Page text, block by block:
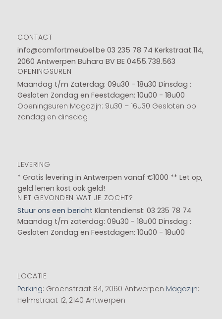
CONTACT
info@comfortmeubel.be 03 235 78 74 Kerkstraat 114,
2060 Antwerpen Buhara BV BE 0455.738.563
OPENINGSUREN
Maandag t/m Zaterdag: 09u30 - 18u30 Dinsdag :
Gesloten Zondag en Feestdagen: 10u00 - 18u00
Openingsuren Magazijn: 9u30 – 16u30 Gesloten op
zondag en dinsdag
LEVERING
* Gratis levering in Antwerpen vanaf €1000 ** Let op,
geld lenen kost ook geld!
NIET GEVONDEN WAT JE ZOCHT?
Stuur ons een bericht Klantendienst: 03 235 78 74
Maandag t/m zaterdag: 09u30 - 18u00 Dinsdag :
Gesloten Zondag en Feestdagen: 10u00 - 18u00
LOCATIE
Parking: Groenstraat 84, 2060 Antwerpen Magazijn:
Helmstraat 12, 2140 Antwerpen